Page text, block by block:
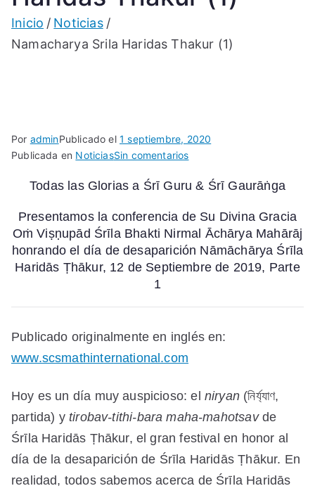
Inicio
Noticias
Namacharya Srila Haridas Thakur (1)
Por adminPublicado el 1 septiembre, 2020
Publicada en NoticiasSin comentariosen
Srila
Thakur
(1)
Todas las Glorias a Śrī Guru & Śrī Gaurāṅga
Presentamos la conferencia de Su Divina Gracia
OṁViṣṇupād Śrīla Bhakti Nirmal Āchārya Mahārāj
honrando el día de desaparición Nāmāchārya Śrīla
Haridās Ṭhākur, 12 de Septiembre de 2019, Parte
1
Publicado originalmente en inglés en:
www.scsmathinternational.com
Hoy es un día muy auspicioso: el niryan (নির্য্যাণ,
partida) y tirobav-tithi-bara maha-mahotsavde
Śrīla Haridās Ṭhākur, el gran festival en honor al
día de la desaparición de Śrīla Haridās Ṭhākur. En
realidad, todos sabemos acerca de Śrīla Haridās